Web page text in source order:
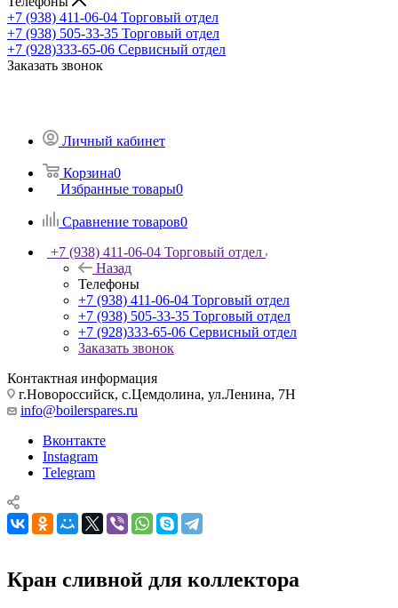
+7 (938) 411-06-04 Торговый отдел
+7 (938) 505-33-35 Торговый отдел
+7 (928)333-65-06 Сервисный отдел
Заказать звонок
Личный кабинет
Корзина0
Избранные товары0
Сравнение товаров0
+7 (938) 411-06-04 Торговый отдел
Назад
Телефоны
+7 (938) 411-06-04 Торговый отдел
+7 (938) 505-33-35 Торговый отдел
+7 (928)333-65-06 Сервисный отдел
Заказать звонок
Контактная информация
г.Новороссийск, с.Цемдолина, ул.Ленина, 7Н
info@boilerspares.ru
Вконтакте
Instagram
Telegram
Кран сливной для коллектора